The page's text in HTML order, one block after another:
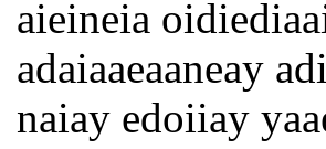
aieineia
adaiaaeaaneay
naiay edoiiay